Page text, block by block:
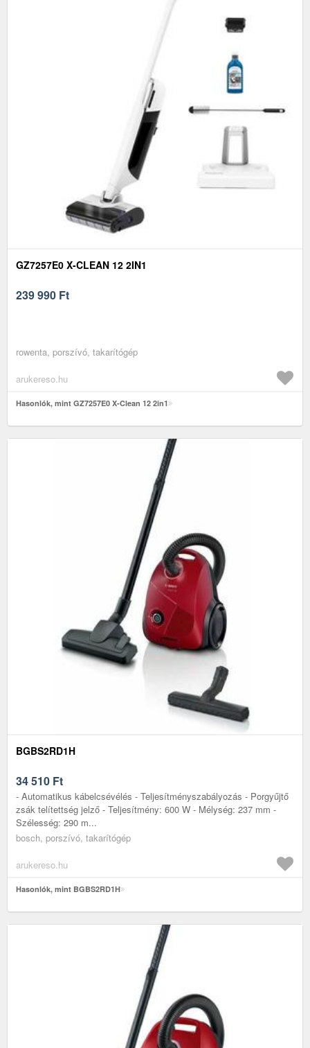
GZ7257E0 X-CLEAN 12 2IN1
239 990 Ft
rowenta, porszívó, takarítógép
arukereso.hu
Hasonlók, mint GZ7257E0 X-Clean 12 2in1
BGBS2RD1H
34 510 Ft
- Automatikus kábelcsévélés - Teljesítményszabályozás - Porgyűjtő
zsák telítettség jelző - Teljesítmény: 600 W - Mélység: 237 mm -
Szélesség: 290 m...
bosch, porszívó, takarítógép
arukereso.hu
Hasonlók, mint BGBS2RD1H